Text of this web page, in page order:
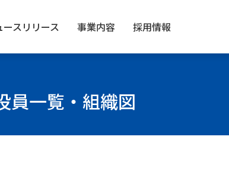
ースリリース 事業内容 採用情報
員一覧・組織図